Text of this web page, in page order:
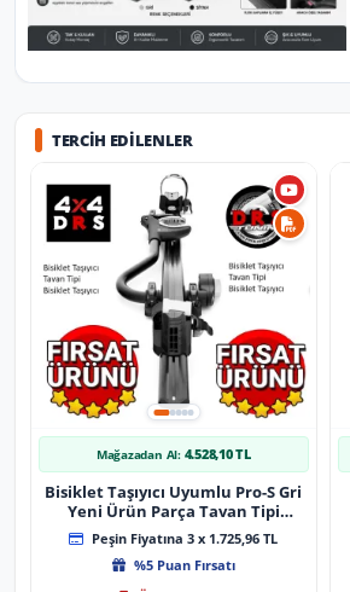
TERCIH EDILENLER
Mağazadan Al: 4.528,10 TL
Bisiklet Taşıyıcı Uyumlu Pro-S Gri
Yeni Ürün Parça Tavan Tipi
Bisiklet Taşıyıcı
Peşin Fiyatına 3 x 1.725,96 TL
%5 Puan Fırsatı